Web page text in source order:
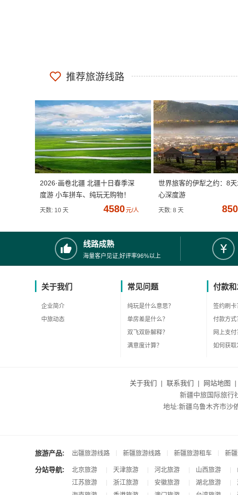
推荐旅游线路
2026·画卷北疆 北疆十日春季深
度游 小车拼车、纯玩无购物！
天数: 10 天 4580元/人
世界旅客的伊犁之约：8
心深度游
天数: 8 天
线路成熟
海量客户见证,好评率96%以上
关于我们
企业简介
中旅动态
常见问题
纯玩是什么意思？
单房差是什么？
双飞双卧解释？
满意度计算？
付款
签约刷卡
付款方式
网上支付
如何获取
关于我们 | 联系我们 | 网站地图 |
新疆中旅国际旅行
地址:新疆乌鲁木齐市沙
旅游产品: 出疆旅游线路 | 新疆旅游线路 | 新疆旅游租车 | 新
分站导航: 北京旅游 | 天津旅游 | 河北旅游 | 山西旅游 |
江苏旅游 | 浙江旅游 | 安徽旅游 | 湖北旅游 |